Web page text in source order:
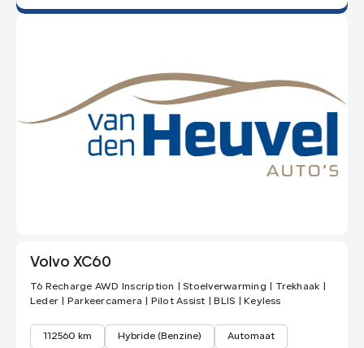
Volvo XC60
T6 Recharge AWD Inscription | Stoelverwarming | Trekhaak |
Leder | Parkeercamera | Pilot Assist | BLIS | Keyless
112560 km Hybride (Benzine) Automaat